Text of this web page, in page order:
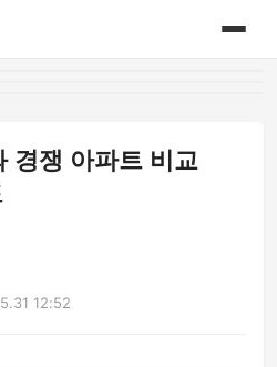
경쟁 아파트 비교
12:52